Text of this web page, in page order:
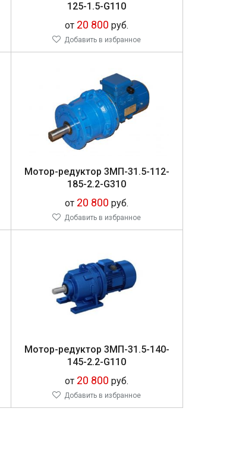
125-1.5-G110
от 20 800 руб.
Добавить в избранное
Мо­тор-ре­дук­тор 3МП-31.5-112-
185-2.2-G310
от 20 800 руб.
Добавить в избранное
Мо­тор-ре­дук­тор 3МП-31.5-140-
145-2.2-G110
от 20 800 руб.
Добавить в избранное